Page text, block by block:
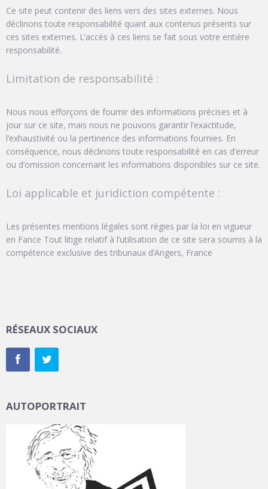
Ce site peut contenir des liens vers des sites externes. Nous
déclinons toute responsabilité quant aux contenus présents sur
ces sites externes. L’accès à ces liens se fait sous votre entière
responsabilité.
Limitation de responsabilité :
Nous nous efforçons de fournir des informations précises et à
jour sur ce site, mais nous ne pouvons garantir l’exactitude,
l’exhaustivité ou la pertinence des informations fournies. En
conséquence, nous déclinons toute responsabilité en cas d’erreur
ou d’omission concernant les informations disponibles sur ce site.
Loi applicable et juridiction compétente :
Les présentes mentions légales sont régies par la loi en vigueur
en Fance Tout litige relatif à l’utilisation de ce site sera soumis à la
compétence exclusive des tribunaux d’Angers, France
RÉSEAUX SOCIAUX
AUTOPORTRAIT